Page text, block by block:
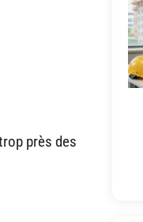
près des